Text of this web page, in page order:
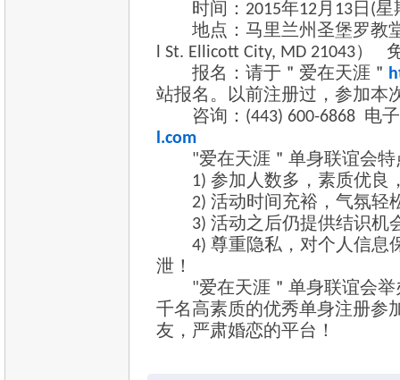
时间：2015年12月13日(星
地点：马里兰州圣堡罗教堂
l St. Ellicott City, MD 21043）
报名：请于＂爱在天涯＂
站报名。以前注册过，参加本
咨询：(443) 600-6868 电
l.com
"爱在天涯＂单身联谊会特
1) 参加人数多，素质优良
2) 活动时间充裕，气氛轻
3) 活动之后仍提供结识机
4) 尊重隐私，对个人信息
泄！
"爱在天涯＂单身联谊会举
千名高素质的优秀单身注册参
友，严肃婚恋的平台！